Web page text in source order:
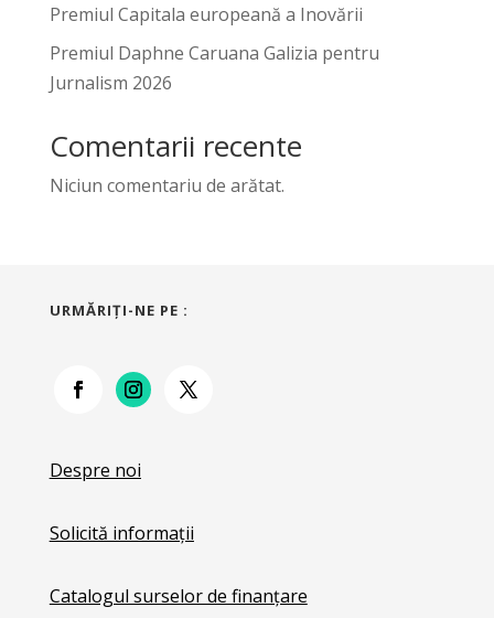
Premiul Capitala europeană a Inovării
Premiul Daphne Caruana Galizia pentru
Jurnalism 2026
Comentarii recente
Niciun comentariu de arătat.
URMĂRIŢI-NE PE :
Despre noi
Solicită informații
Catalogul surselor de finanțare